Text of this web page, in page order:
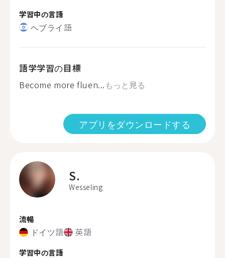
学習中の言語
ヘブライ語
語学学習の目標
Become more fluen... もっと見る
アプリをダウンロードする
S.
Wesseling
流暢
ドイツ語 英語
学習中の言語